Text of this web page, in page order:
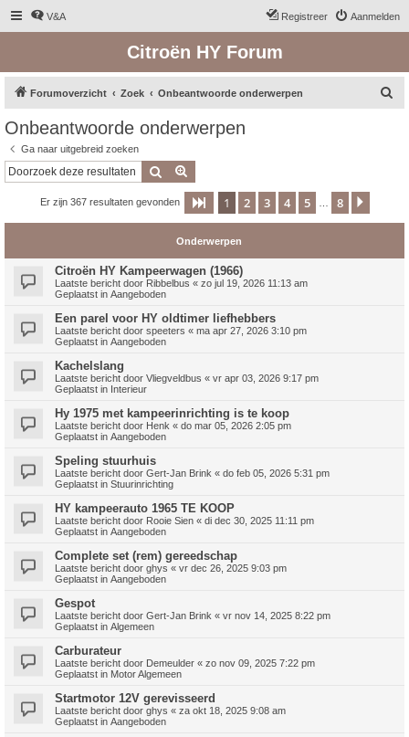
V&A Aanmelden
Registreer
Citroën HY Forum
Forumoverzicht Zoek Onbeantwoorde onderwerpen
Onbeantwoorde onderwerpen
Ga naar uitgebreid zoeken
Zoek
Er zijn 367 resultaten gevonden Pagina van 8
1 2 3 4 5 8
Onderwerpen
Citroën HY Kampeerwagen (1966)
Laatste bericht door Ribbelbus « zo jul 19, 2026 11:13 am
Geplaatst in Aangeboden
Een parel voor HY oldtimer liefhebbers
Laatste bericht door speeters « ma apr 27, 2026 3:10 pm
Geplaatst in Aangeboden
Kachelslang
Laatste bericht door Vliegveldbus « vr apr 03, 2026 9:17 pm
Geplaatst in Interieur
Hy 1975 met kampeerinrichting is te koop
Laatste bericht door Henk « do mar 05, 2026 2:05 pm
Geplaatst in Aangeboden
Speling stuurhuis
Laatste bericht door Gert-Jan Brink « do feb 05, 2026 5:31 pm
Geplaatst in Stuurinrichting
HY kampeerauto 1965 TE KOOP
Laatste bericht door Rooie Sien « di dec 30, 2025 11:11 pm
Geplaatst in Aangeboden
Complete set (rem) gereedschap
Laatste bericht door ghys « vr dec 26, 2025 9:03 pm
Geplaatst in Aangeboden
Gespot
Laatste bericht door Gert-Jan Brink « vr nov 14, 2025 8:22 pm
Geplaatst in Algemeen
Carburateur
Laatste bericht door Demeulder « zo nov 09, 2025 7:22 pm
Geplaatst in Motor Algemeen
Startmotor 12V gerevisseerd
Laatste bericht door ghys « za okt 18, 2025 9:08 am
Geplaatst in Aangeboden